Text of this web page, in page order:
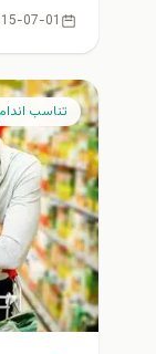
07-01
تناسب اندام